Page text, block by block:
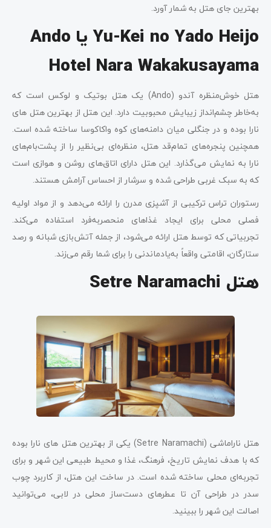
بهترین جای هتل به شمار آورد.
Yu-Kei no Yado Heijo یا Ando
Hotel Nara Wakakusayama
هتل خوش‌منظره آندو (Ando) یک هتل بوتیک و لوکس است که
به‌خاطر چشم‌انداز زیبایش محبوبیت دارد. این هتل از بهترین هتل ‌های
نارا بوده و در جنگلی میان دامنه‌های کوه واکاکوسا ساخته شده است.
همچنین پنجره‌های تمام‌قد هتل، منظره‌ای بی‌نظیر را از پشت‌بام‌های
نارا به نمایش می‌گذارد. این هتل دارای اتاق‌های روشن و هوازی است
که به سبک غربی طراحی شده و سرشار از احساس آرامش هستند.
رستوران تراس ترکیبی از آشپزی مدرن را ارائه می‌دهد و از مواد اولیه
فصلی محلی برای ایجاد غذاهای منحصر‌به‌فرد استفاده می‌کند.
تجربیاتی که توسط هتل ارائه می‌شود، از جمله آتش‌بازی شبانه و رصد
ستارگان، اقامتی واقعاً به‌یادماندنی را برای شما رقم می‌زند.
هتل Setre Naramachi
هتل ناراماشی (Setre Naramachi) یکی از بهترین هتل های نارا بوده
که با هدف نمایش تاریخ، فرهنگ، غذا و محیط طبیعی این شهر و برای
تجربه‌ای محلی ساخته شده است. در ساخت این هتل، از کاربرد چوب
سدر در طراحی آن تا عطرهای دست‌ساز محلی در لابی، می‌توانید
اصالت این شهر را ببینید.